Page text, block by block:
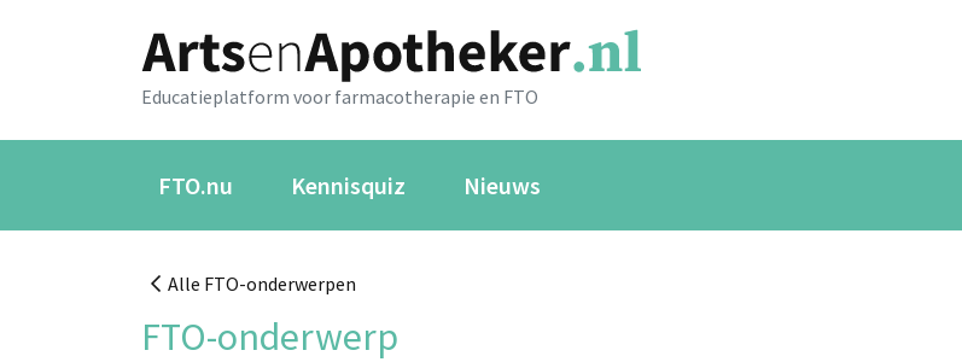
Educatieplatform voor farmacotherapie en FTO
FTO.nu Kennisquiz Nieuws
Alle FTO-onderwerpen
FTO-onderwerp